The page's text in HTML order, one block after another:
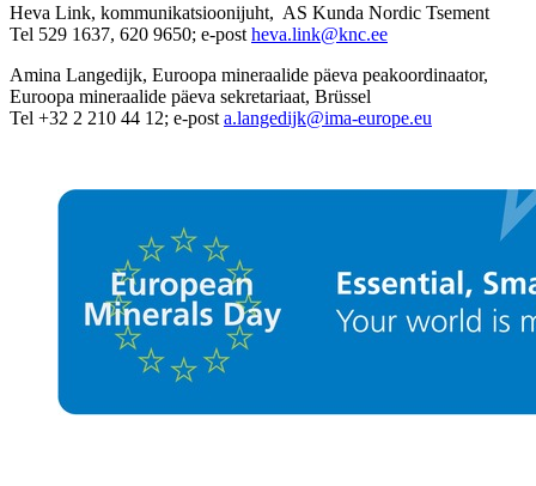
Heva Link, kommunikatsioonijuht, AS Kunda Nordic Tsement
Tel 529 1637, 620 9650; e-post heva.link@knc.ee
Amina Langedijk, Euroopa mineraalide päeva peakoordinaator,
Euroopa mineraalide päeva sekretariaat, Brüssel
Tel +32 2 210 44 12; e-post a.langedijk@ima-europe.eu